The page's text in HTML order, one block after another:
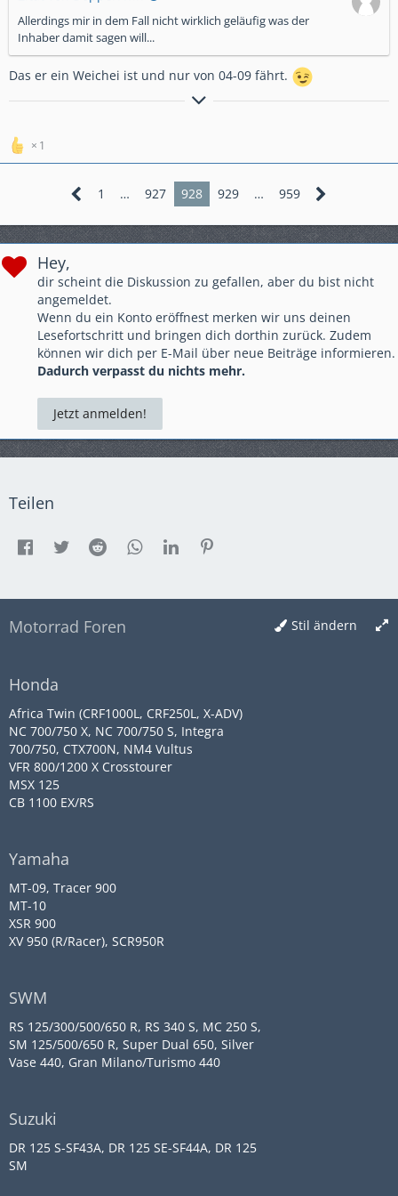
Allerdings mir in dem Fall nicht wirklich geläufig was der
Inhaber damit sagen will...
Das er ein Weichei ist und nur von 04-09 fährt.
Gruß Thomas
Hybrid Sport.
1
1 … 927 928 929 … 959
Hey,
dir scheint die Diskussion zu gefallen, aber du bist nicht
angemeldet.
Wenn du ein Konto eröffnest merken wir uns deinen
Lesefortschritt und bringen dich dorthin zurück. Zudem
können wir dich per E-Mail über neue Beiträge informieren.
Dadurch verpasst du nichts mehr.
Jetzt anmelden!
Teilen
Stil ändern
Motorrad Foren
Honda
Africa Twin (CRF1000L, CRF250L, X-ADV)
NC 700/750 X, NC 700/750 S, Integra
700/750, CTX700N, NM4 Vultus
VFR 800/1200 X Crosstourer
MSX 125
CB 1100 EX/RS
Yamaha
MT-09, Tracer 900
MT-10
XSR 900
XV 950 (R/Racer), SCR950R
SWM
RS 125/300/500/650 R, RS 340 S, MC 250 S,
SM 125/500/650 R, Super Dual 650, Silver
Vase 440, Gran Milano/Turismo 440
Suzuki
DR 125 S-SF43A, DR 125 SE-SF44A, DR 125
SM